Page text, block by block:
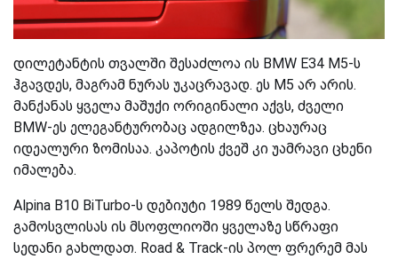
დილეტანტის თვალში შესაძლოა ის BMW E34 M5-ს
ჰგავდეს, მაგრამ ნურას უკაცრავად. ეს M5 არ არის.
მანქანას ყველა მაშუქი ორიგინალი აქვს, ძველი
BMW-ეს ელეგანტურობაც ადგილზეა. ცხაურაც
იდეალური ზომისაა. კაპოტის ქვეშ კი უამრავი ცხენი
იმალება.
Alpina B10 BiTurbo-ს დებიუტი 1989 წელს შედგა.
გამოსვლისას ის მსოფლიოში ყველაზე სწრაფი
სედანი გახლდათ. Road & Track-ის პოლ ფრერემ მას